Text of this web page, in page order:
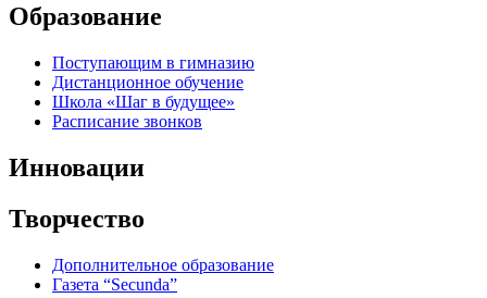
Образование
Поступающим в гимназию
Дистанционное обучение
Школа «Шаг в будущее»
Расписание звонков
Инновации
Творчество
Дополнительное образование
Газета “Secunda”